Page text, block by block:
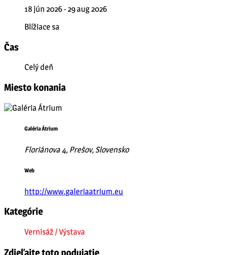
18 jún 2026- 29 aug 2026
Blížiace sa
Čas
Celý deň
Miesto konania
Galéria Átrium
Floriánova 4, Prešov, Slovensko
Web
http://www.galeriaatrium.eu
Kategórie
Vernisáž / Výstava
Zdieľajte toto podujatie